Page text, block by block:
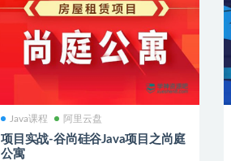
Java课程 阿里云盘
项目实战-谷尚硅谷Java项目之尚庭
公寓